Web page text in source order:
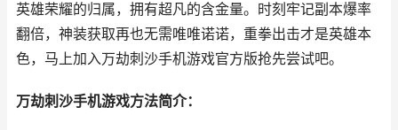
英雄荣耀的归属，拥有超凡的含金量。时刻牢记副本爆率
翻倍，神装获取再也无需唯唯诺诺，重拳出击才是英雄本
色，马上加入万劫刺沙手机游戏官方版抢先尝试吧。
万劫刺沙手机游戏方法简介：